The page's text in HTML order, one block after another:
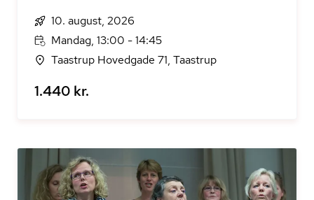
10. august, 2026
Mandag, 13:00 - 14:45
Taastrup Hovedgade 71, Taastrup
1.440 kr.